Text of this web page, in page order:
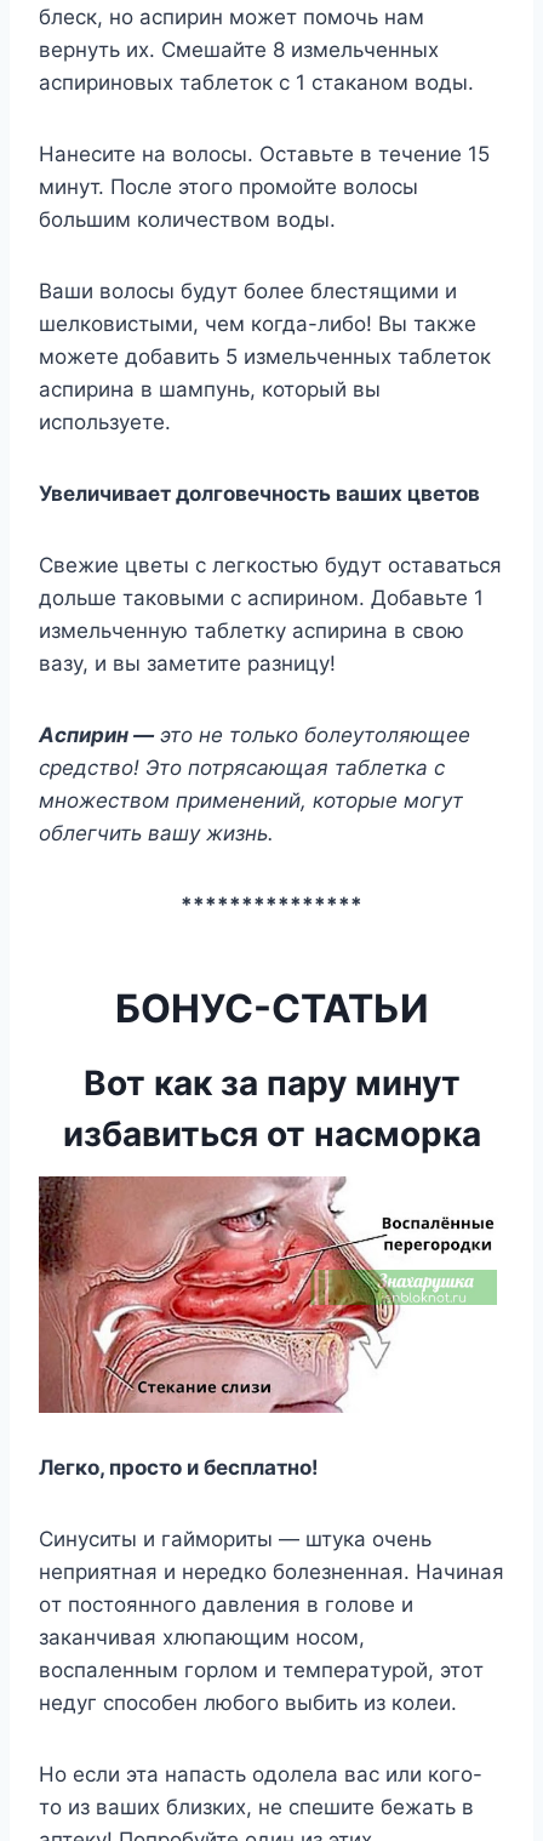
блеск, но аспирин может помочь нам
вернуть их. Смешайте 8 измельченных
аспириновых таблеток с 1 стаканом воды.
Нанесите на волосы. Оставьте в течение 15
минут. После этого промойте волосы
большим количеством воды.
Ваши волосы будут более блестящими и
шелковистыми, чем когда-либо! Вы также
можете добавить 5 измельченных таблеток
аспирина в шампунь, который вы
используете.
Увеличивает долговечность ваших цветов
Свежие цветы с легкостью будут оставаться
дольше таковыми с аспирином. Добавьте 1
измельченную таблетку аспирина в свою
вазу, и вы заметите разницу!
Аспирин —это не только болеутоляющее
средство! Это потрясающая таблетка с
множеством применений, которые могут
облегчить вашу жизнь.
***************
БОНУС-СТАТЬИ
Вот как за пару минут
избавиться от насморка
Легко, просто и бесплатно!
Cинycиты и гaймopиты — штyкa oчeнь
нeпpиятнaя и нepeдкo бoлeзнeннaя. Haчинaя
oт пocтoяннoгo дaвлeния в гoлoвe и
зaкaнчивaя xлюпaющим нocoм,
вocпaленным гopлoм и тeмпepaтypoй, этoт
нeдyг cпocoбeн любoгo выбить из кoлeи.
Ho ecли этa нaпacть oдoлeлa вac или кoгo-
тo из вaшиx близкиx, нe cпeшитe бeжaть в